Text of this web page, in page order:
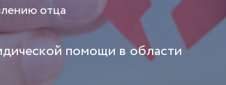
отца
помощи в области